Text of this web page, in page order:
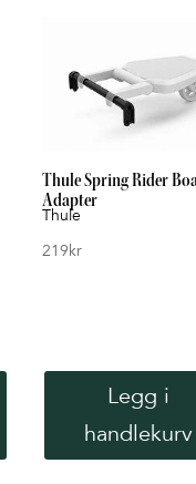
Thule Spring Rider
Adapter
Thule
219kr
Legg i
handlekurv